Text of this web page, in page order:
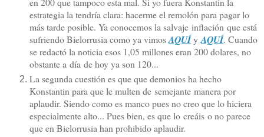
estrategia la tendría clara: hacerme el remolón para pagar lo
más tarde posible. Ya conocemos la salvaje inflación que está
sufriendo Bielorrusia como ya vimosAQUÍy AQUÍ. Cuando
se redactó la noticia esos 1,05 millones eran 200 dolares, no
obstante a día de hoy ya son 120...
La segunda cuestión es que que demonios ha hecho
Konstantin para que le multen de semejante manera por
aplaudir. Siendo como es manco pues no creo que lo hiciera
especialmente alto... Pues bien, es que lo creáis o no parece
que en Bielorrusia han prohibido aplaudir.